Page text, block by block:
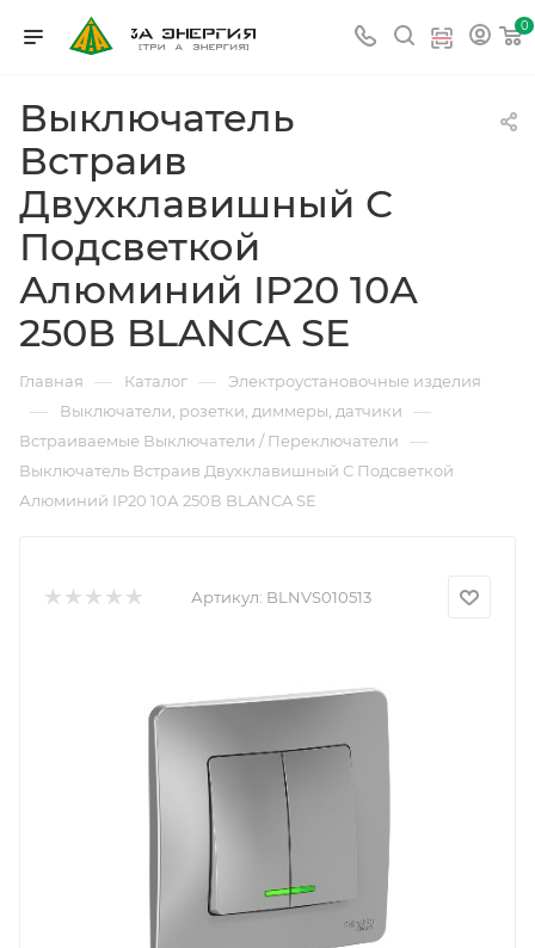
0
Выключатель
Встраив
Двухклавишный С
Подсветкой
Алюминий IP20 10А
250В BLANCA SE
Главная — Каталог — Электроустановочные изделия
— Выключатели, розетки, диммеры, датчики —
Встраиваемые Выключатели / Переключатели —
Выключатель Встраив Двухклавишный С Подсветкой
Алюминий IP20 10А 250В BLANCA SE
Артикул: BLNVS010513